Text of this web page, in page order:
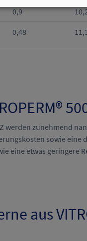
0,9
0,48
werden zunehmend
sowie
eine etwas geringere
aus